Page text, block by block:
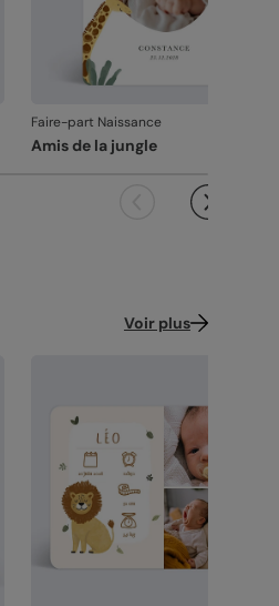
De
est soignée.
nets
: un
est découpée
arrivent dans
en page), le
Faire-part Naissance
Amis de la jungle
Voir plus